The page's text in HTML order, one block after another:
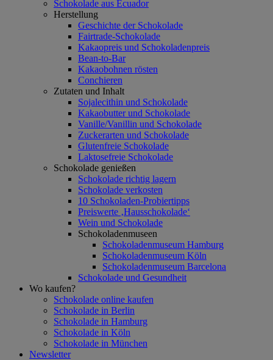
Schokolade aus Ecuador
Herstellung
Geschichte der Schokolade
Fairtrade-Schokolade
Kakaopreis und Schokoladenpreis
Bean-to-Bar
Kakaobohnen rösten
Conchieren
Zutaten und Inhalt
Sojalecithin und Schokolade
Kakaobutter und Schokolade
Vanille/Vanillin und Schokolade
Zuckerarten und Schokolade
Glutenfreie Schokolade
Laktosefreie Schokolade
Schokolade genießen
Schokolade richtig lagern
Schokolade verkosten
10 Schokoladen-Probiertipps
Preiswerte ‚Hausschokolade‘
Wein und Schokolade
Schokoladenmuseen
Schokoladenmuseum Hamburg
Schokoladenmuseum Köln
Schokoladenmuseum Barcelona
Schokolade und Gesundheit
Wo kaufen?
Schokolade online kaufen
Schokolade in Berlin
Schokolade in Hamburg
Schokolade in Köln
Schokolade in München
Newsletter